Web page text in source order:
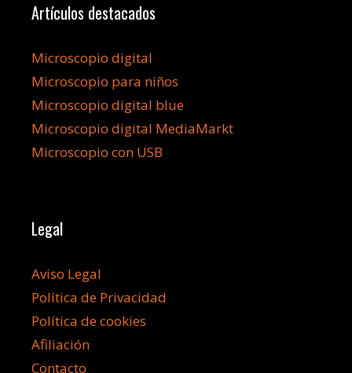
Artículos destacados
Microscopio digital
Microscopio para niños
Microscopio digital blue
Microscopio digital MediaMarkt
Microscopio con USB
Legal
Aviso Legal
Política de Privacidad
Política de cookies
Afiliación
Contacto